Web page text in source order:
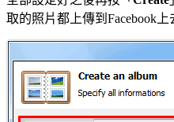
取的照片都上傳到Facebook上